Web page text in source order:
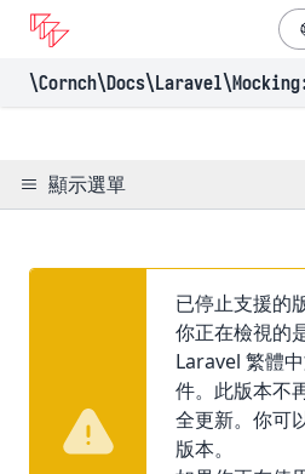
\Cornch\Docs\Laravel\Mocking
顯示選單
已停止支援的
你正在檢視的
Laravel 繁體
件。此版本不
全更新。你可
版本。